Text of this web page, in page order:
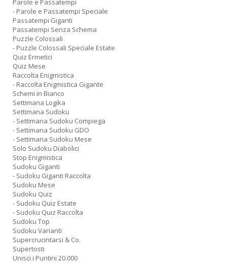
Parole e Passatempi
- Parole e Passatempi Speciale
Passatempi Giganti
Passatempi Senza Schema
Puzzle Colossali
- Puzzle Colossali Speciale Estate
Quiz Ermetici
Quiz Mese
Raccolta Enigmistica
- Raccolta Enigmistica Gigante
Schemi in Bianco
Settimana Logika
Settimana Sudoku
- Settimana Sudoku Compiega
- Settimana Sudoku GDO
- Settimana Sudoku Mese
Solo Sudoku Diabolici
Stop Enigmistica
Sudoku Giganti
- Sudoku Giganti Raccolta
Sudoku Mese
Sudoku Quiz
- Sudoku Quiz Estate
- Sudoku Quiz Raccolta
Sudoku Top
Sudoku Varianti
Supercrucintarsi & Co.
Supertosti
Unisci i Puntini 20.000